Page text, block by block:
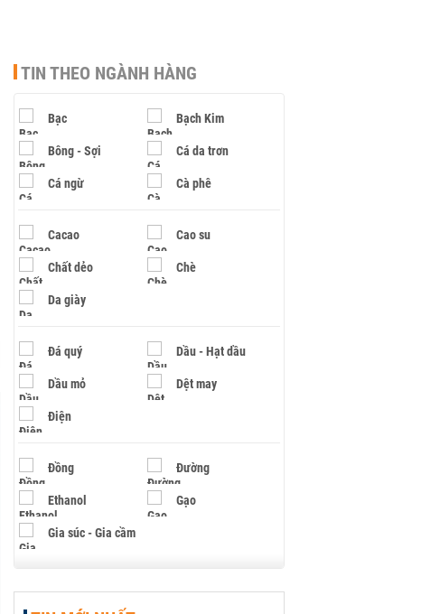
TIN THEO NGÀNH HÀNG
Bạc Bạch Kim
Bông - Sợi Cá da trơn
Cá ngừ Cà phê
Cacao Cao su
Chất dẻo Chè
Da giày
Đá quý Dầu - Hạt dầu
Dầu mỏ Dệt may
Điện
Đồng Đường
Ethanol Gạo
Gia súc - Gia cầm